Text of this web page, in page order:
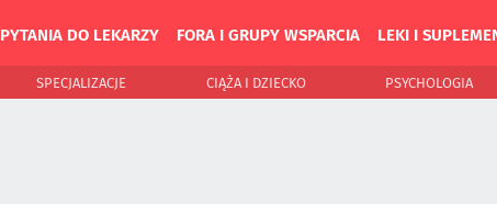
PYTANIA DO LEKARZY FORA I GRUPY WSPARCIA LEKI I
SPECJALIZACJE CIĄŻA I DZIECKO PSYCHOLOGIA